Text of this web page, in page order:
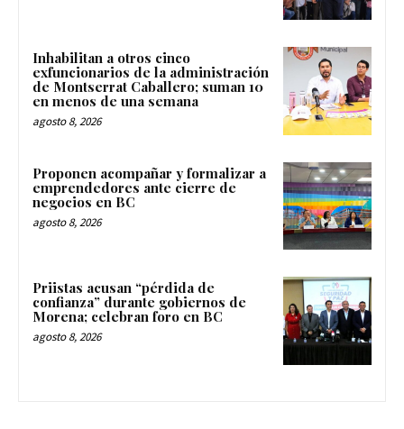
Inhabilitan a otros cinco
exfuncionarios de la administración
de Montserrat Caballero; suman 10
en menos de una semana
agosto 8, 2026
Proponen acompañar y formalizar a
emprendedores ante cierre de
negocios en BC
agosto 8, 2026
Priistas acusan “pérdida de
confianza” durante gobiernos de
Morena; celebran foro en BC
agosto 8, 2026